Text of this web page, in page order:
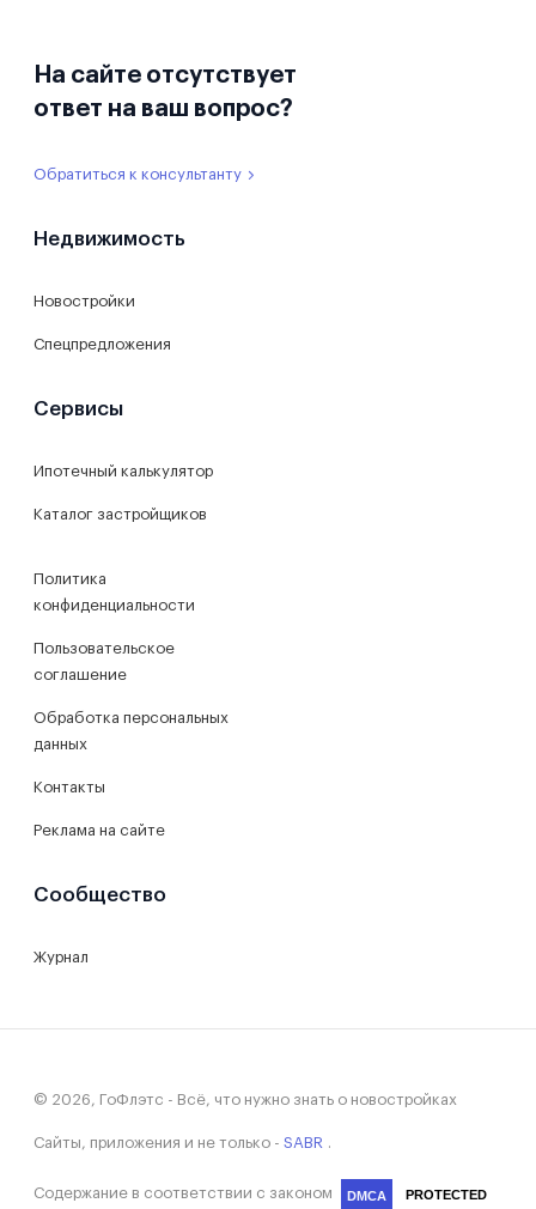
На сайте отсутствует
ответ на ваш вопрос?
Обратиться к консультанту
Недвижимость
Новостройки
Спецпредложения
Сервисы
Ипотечный калькулятор
Каталог застройщиков
Политика
конфиденциальности
Пользовательское
соглашение
Обработка персональных
данных
Контакты
Реклама на сайте
Сообщество
Журнал
© 2026, ГоФлэтс - Всё, что нужно знать о новостройках
Сайты, приложения и не только - SABR
Содержание в соответствии с законом DMCA PROTECTED